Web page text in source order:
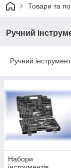
Товари та
Ручний
Ручний інструмент
Набори